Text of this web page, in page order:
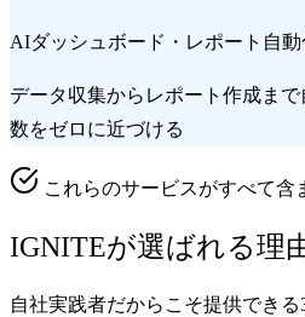
AIダッシュボード・レポート自動
データ収集からレポート作成ま
数をゼロに近づける
これらのサービスがすべて含
IGNITEが選ばれる理
自社実践者だからこそ提供できる